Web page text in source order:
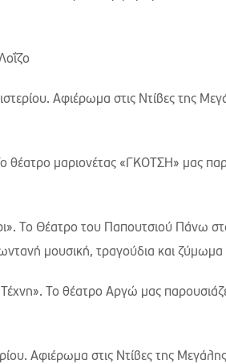
Αφιέρωμα στις Ντίβες της
μαριονέτας «ΓΚΟΤΣΗ» μας
Το Θέατρο του Παπουτσιού Πάνω
μουσική, τραγούδια και ζύμωμα
Το θέατρο Αργώ μας
Αφιέρωμα στις Ντίβες της